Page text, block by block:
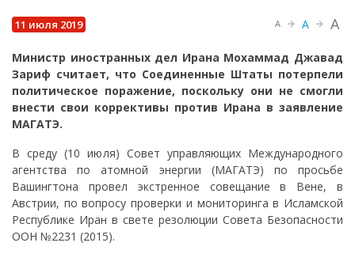
11 июля 2019 A A A
Министр иностранных дел Ирана Мохаммад Джавад
Зариф считает, что Соединенные Штаты потерпели
политическое поражение, поскольку они не смогли
внести свои коррективы против Ирана в заявление
МАГАТЭ.
В среду (10 июля) Совет управляющих Международного
агентства по атомной энергии (МАГАТЭ) по просьбе
Вашингтона провел экстренное совещание в Вене, в
Австрии, по вопросу проверки и мониторинга в Исламской
Республике Иран в свете резолюции Совета Безопасности
ООН №2231 (2015).